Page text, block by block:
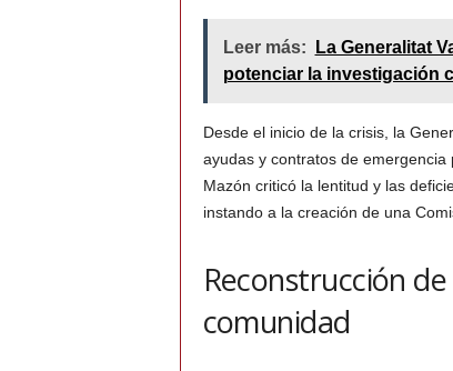
Leer más:
La Generalitat
potenciar la investigación
Desde el inicio de la crisis, la
ayudas y contratos de
Mazón criticó la lentitud y las
instando a la creación de una
Reconstrucción
comunidad